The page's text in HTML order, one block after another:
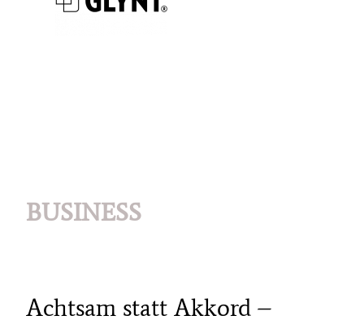
BUSINESS
Achtsam statt Akkord –